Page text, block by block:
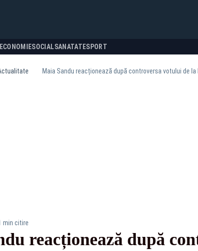
ECONOMIESOCIALSANATATESPORT
Maia Sandu reacționează după controversa votului de
min citire
reacționează după